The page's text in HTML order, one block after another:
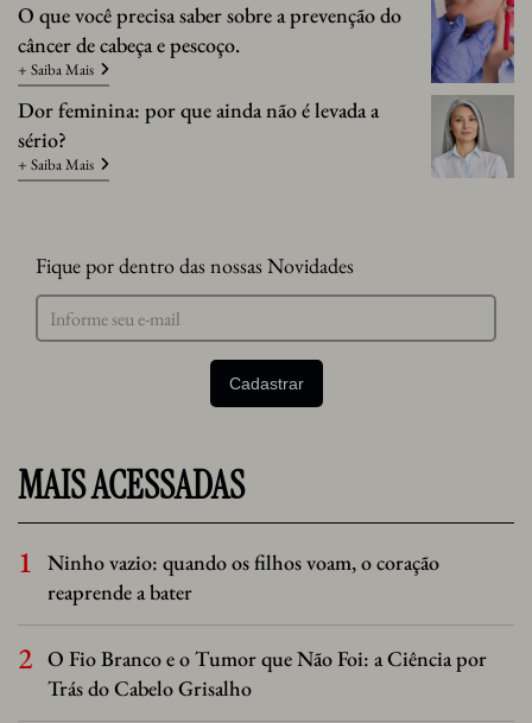
O que você precisa saber sobre a prevenção do
câncer de cabeça e pescoço.
+ Saiba Mais
Dor feminina: por que ainda não é levada a
sério?
+ Saiba Mais
Fique por dentro das nossas Novidades
MAIS ACESSADAS
Ninho vazio: quando os filhos voam, o coração
reaprende a bater
O Fio Branco e o Tumor que Não Foi: a Ciência por
Trás do Cabelo Grisalho